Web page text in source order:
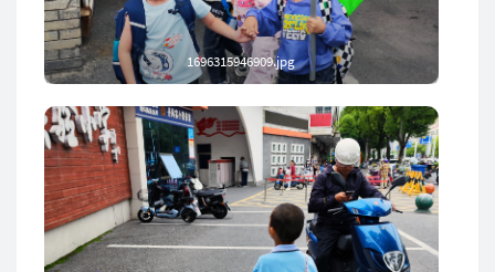
1696315946909.jpg